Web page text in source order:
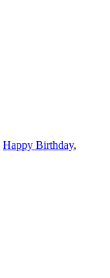
Happy Birthday,